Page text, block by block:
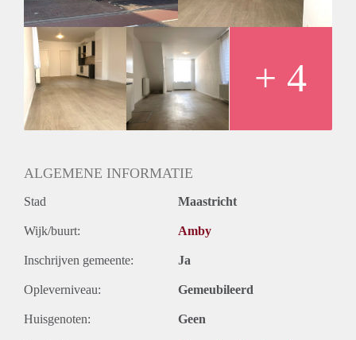
+ 4
ALGEMENE INFORMATIE
Stad Maastricht
Wijk/buurt: Amby
Inschrijven gemeente: Ja
Opleverniveau: Gemeubileerd
Huisgenoten: Geen